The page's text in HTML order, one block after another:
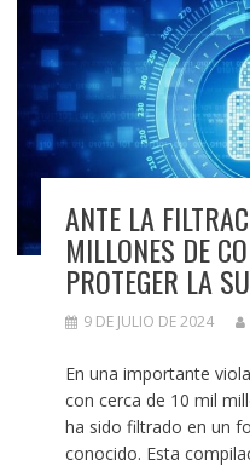
ANTE LA
MILLONES DE
PROTEGER LA
9 DE JULIO DE 2024
En una importante
con cerca de 10 mil
ha sido filtrado en un
conocido. Esta